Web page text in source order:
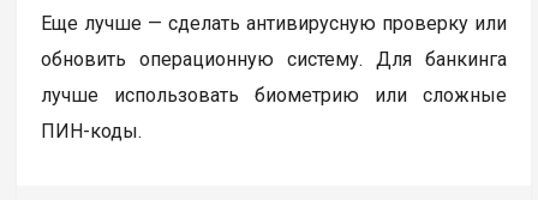
Еще лучше — сделать антивирусную проверку или
обновить операционную систему. Для банкинга
лучше использовать биометрию или сложные
ПИН-коды.